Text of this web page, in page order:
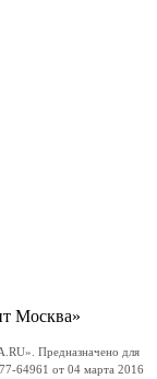
Москва»
Предназначено для
64961 от 04 марта 2016